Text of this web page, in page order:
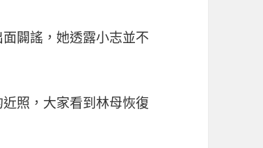
闢謠，她透露小志並不
照，大家看到林母恢復